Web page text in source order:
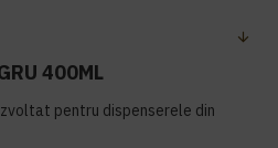
400ML
pentru dispenserele din